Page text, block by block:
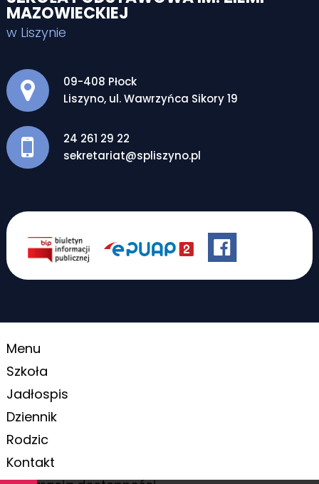
MAZOWIECKIEJ
w Liszynie
Adres pocztowy:
09-408 Płock
Liszyno, ul. Wawrzyńca Sikory 19
24 261 29 22
sekretariat@spliszyno.pl
Menu
Szkoła
Jadłospis
Dziennik
Rodzic
Kontakt